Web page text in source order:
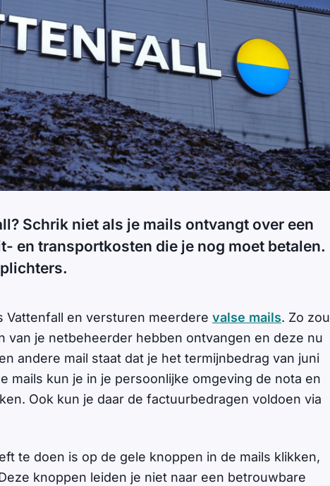
Schrik niet als je mails ontvangt over een
en transportkosten die je nog moet betalen.
Vattenfall en versturen meerdere valse mails. Zo zou
van je netbeheerder hebben ontvangen en deze nu
andere mail staat dat je het termijnbedrag van juni
mails kun je in je persoonlijke omgeving de nota en
Ook kun je daar de factuurbedragen voldoen via
te doen is op de gele knoppen in de mails klikken,
knoppen leiden je niet naar een betrouwbare